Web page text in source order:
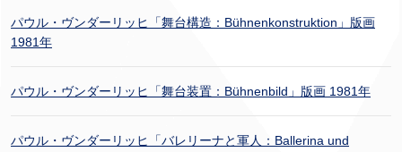
パウル・ヴンダーリッヒ「舞台構造：Bühnenkonstruktion」版画
1981年
パウル・ヴンダーリッヒ「舞台装置：Bühnenbild」版画 1981年
パウル・ヴンダーリッヒ「バレリーナと軍人：Ballerina und